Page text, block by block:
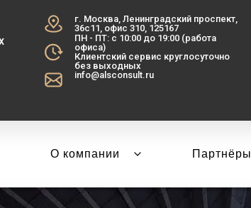
г. Москва, Ленинградский проспект,
36с11, офис 310, 125167
ПН - ПТ: с 10:00 до 19:00 (работа
офиса)
Клиентский сервис круглосуточно
без выходных
info@alsconsult.ru
О компании Партнёры